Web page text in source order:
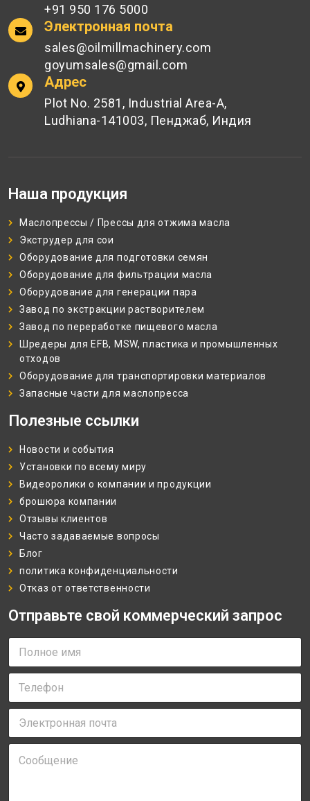
+91 950 176 5000
Электронная почта
sales@oilmillmachinery.com
goyumsales@gmail.com
Адрес
Plot No. 2581, Industrial Area-A,
Ludhiana-141003, Пенджаб, Индия
Наша продукция
Маслопрессы / Прессы для отжима масла
Экструдер для сои
Оборудование для подготовки семян
Оборудование для фильтрации масла
Оборудование для генерации пара
Завод по экстракции растворителем
Завод по переработке пищевого масла
Шредеры для EFB, MSW, пластика и промышленных
отходов
Оборудование для транспортировки материалов
Запасные части для маслопресса
Полезные ссылки
Новости и события
Установки по всему миру
Видеоролики о компании и продукции
брошюра компании
Отзывы клиентов
Часто задаваемые вопросы
Блог
политика конфиденциальности
Отказ от ответственности
Отправьте свой коммерческий запрос
П
л
е
м
я
Т
л
о
Э
е
С